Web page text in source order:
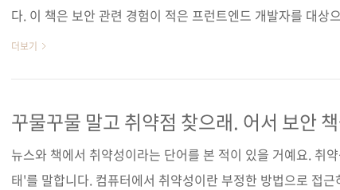
다. 이 책은 보안 관련 경험이 적은 프런트엔드 개발자를 대상
안 이슈, 취약성을 갖는 구조와 대책을 그림과 코드로 쉽게 이
식을 빠르게 습득해보자. 도서 구매 사이트(가나다순) [교보
북스] [리디..
더보기
꾸물꾸물 말고 취약점 찾으래. 어서 보안
활용해보래
뉴스와 책에서 취약성이라는 단어를 본 적이 있을 거예요. 취
태'를 말합니다. 컴퓨터에서 취약성이란 부정한 방법으로 접